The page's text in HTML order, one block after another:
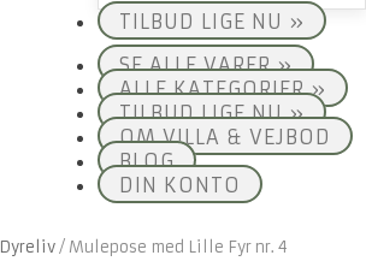
TILBUD LIGE NU »
SE ALLE VARER »
ALLE KATEGORIER »
TILBUD LIGE NU »
OM VILLA & VEJBOD
BLOG
DIN KONTO
Dyreliv/ Mulepose med Lille Fyr nr. 4